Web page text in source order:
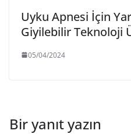
Uyku Apnesi İçin
Giyilebilir Teknoloji
05/04/2024
Bir yanıt yazın